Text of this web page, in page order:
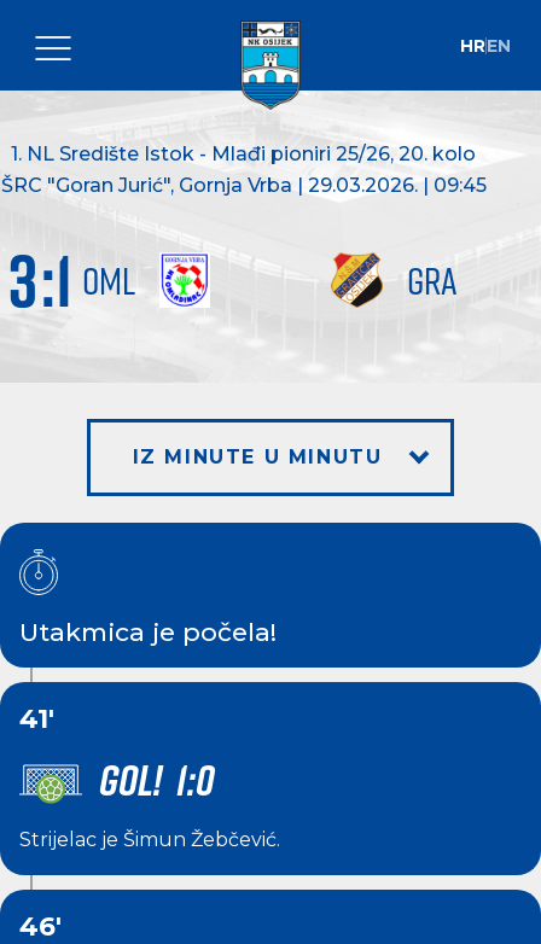
HREN
1. NL Središte Istok - Mlađi pioniri 25/26, 20. kolo
ŠRC "Goran Jurić", Gornja Vrba | 29.03.2026. | 09:45
OML GRA
3:1
IZ MINUTE U MINUTU
Utakmica je počela!
41'
GOL! 1:0
Strijelac je Šimun Žebčević.
46'